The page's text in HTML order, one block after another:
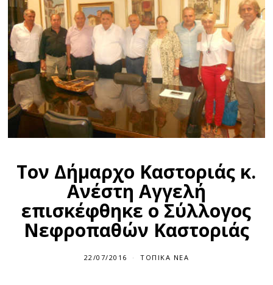
Τον Δήμαρχο Καστοριάς κ.
Ανέστη Αγγελή
επισκέφθηκε ο Σύλλογος
Νεφροπαθών Καστοριάς
22/07/2016 ΤΟΠΙΚΆ ΝΈΑ